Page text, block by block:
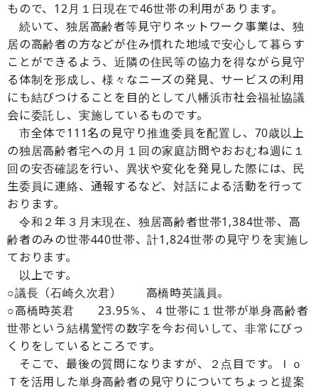
もので、12月１日現在で46世帯の利用があります。
続いて、独居高齢者等見守りネットワーク事業は、独
居の高齢者の方などが住み慣れた地域で安心して暮らす
ことができるよう、近隣の住民等の協力を得ながら見守
る体制を形成し、様々なニーズの発見、サービスの利用
にも結びつけることを目的として八幡浜市社会福祉協議
会に委託し、実施しているものです。
市全体で111名の見守り推進委員を配置し、70歳以上
の独居高齢者宅への月１回の家庭訪問やおおむね週に１
回の安否確認を行い、異状や変化を発見した際には、民
生委員に連絡、通報するなど、対話による活動を行って
おります。
令和２年３月末現在、独居高齢者世帯1,384世帯、高
齢者のみの世帯440世帯、計1,824世帯の見守りを実施し
ております。
以上です。
○議長（石崎久次君） 高橋時英議員。
○高橋時英君 23.95％、４世帯に１世帯が単身高齢者
世帯という結構驚愕の数字を今お伺いして、非常にびっ
くりをしているところです。
そこで、最後の質問になりますが、２点目です。Ｉｏ
Ｔを活用した単身高齢者の見守りについてちょっと提案